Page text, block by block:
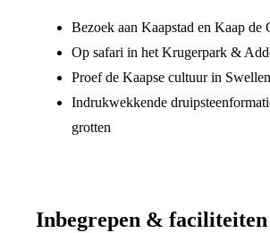
Bezoek aan Kaapstad en Kaap de
Op safari in het Krugerpark &
Proef de Kaapse cultuur in
Indrukwekkende
grotten
Inbegrepen & faciliteiten